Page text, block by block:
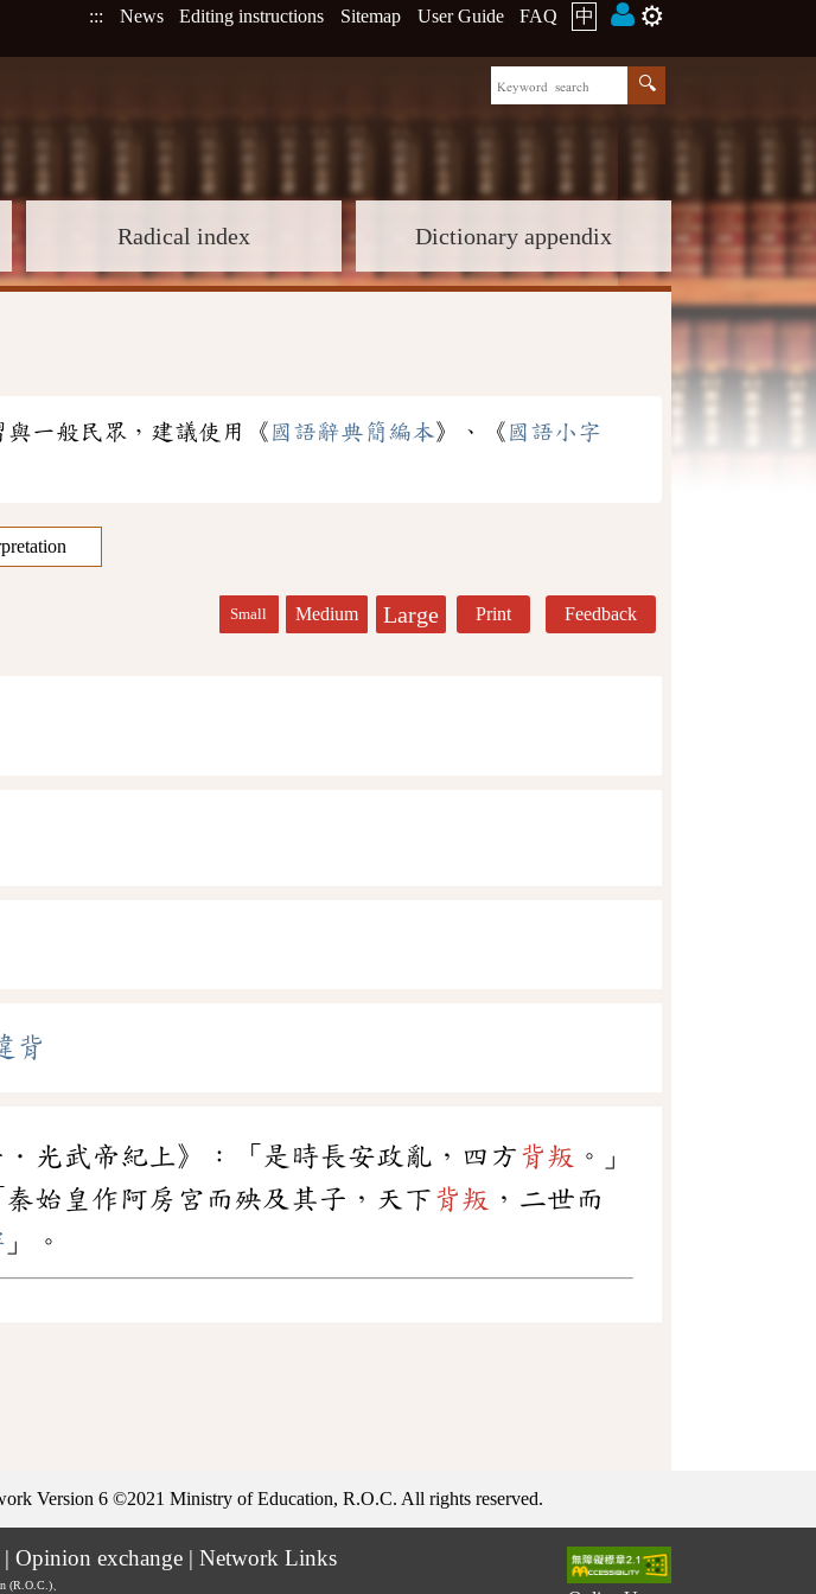
::: News Editing instructions Sitemap User Guide FAQ 中 ⚙️
Radical index Dictionary appendix
與一般民眾，建議使用《 國語辭典簡編本》、《 國語小字
Small Medium Large Print Feedback
背
光武帝紀上》：「是時長安政亂，四方 背叛 。」
始皇作阿房宮而殃及其子，天下 背叛 ，二世而
」。
Version 6 ©2021 Ministry of Education, R.O.C. All rights reserved.
| Opinion exchange | Network Links
(R.O.C.)、